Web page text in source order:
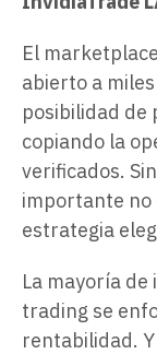
El
abierto a
posibilidad de
copiando la
verificados.
importante no
estrategia
La mayoría
trading se
rentabilidad.